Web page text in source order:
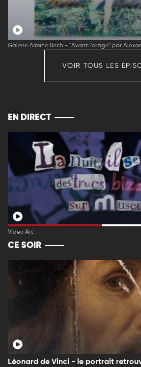
Galerie Almine Rech - "Avant l'orage" par
VOIR TOUS LES
EN DIRECT
Video Art
CE SOIR
Léonard de Vinci - le portrait